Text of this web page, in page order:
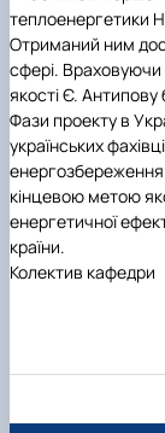
теплоенергетики
Отриманий ним
сфері. Враховуючи
якості Є.
Фази проекту в
українських
енергозбереження
кінцевою метою
енергетичної
країни.
Колектив кафедри